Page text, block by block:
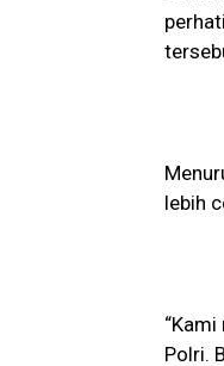
lebih
Polri.